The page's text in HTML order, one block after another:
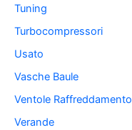
Tuning
Turbocompressori
Usato
Vasche Baule
Ventole Raffreddamento
Verande